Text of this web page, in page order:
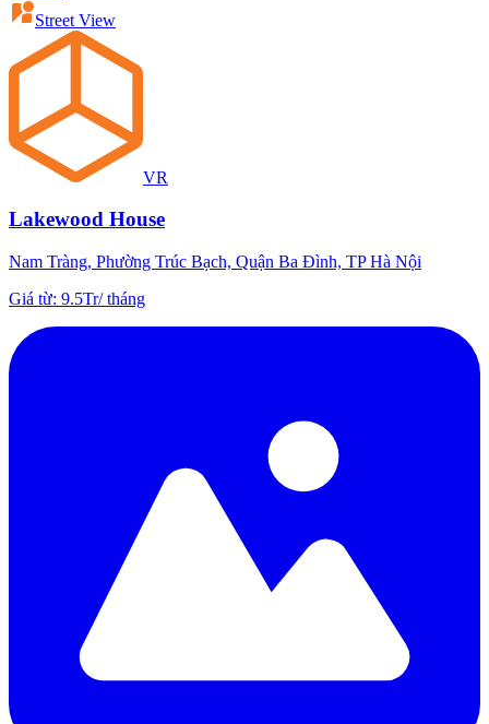
Street View
VR
Lakewood House
Nam Tràng, Phường Trúc Bạch, Quận Ba Đình, TP Hà Nội
Giá từ: 9.5Tr/tháng